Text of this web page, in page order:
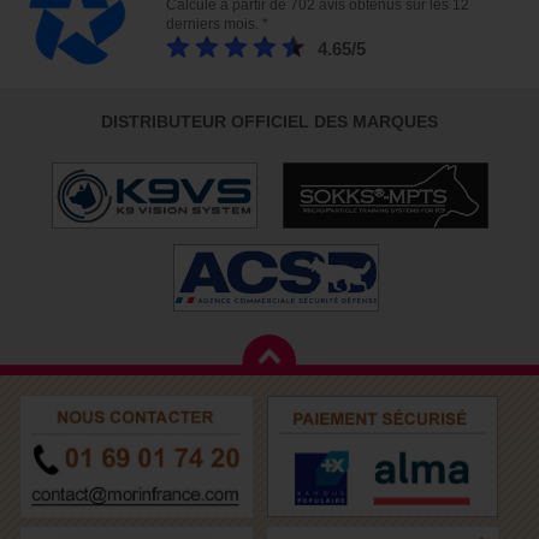
Calculé à partir de 702 avis obtenus sur les 12
derniers mois. *
4.65/5
DISTRIBUTEUR OFFICIEL DES MARQUES